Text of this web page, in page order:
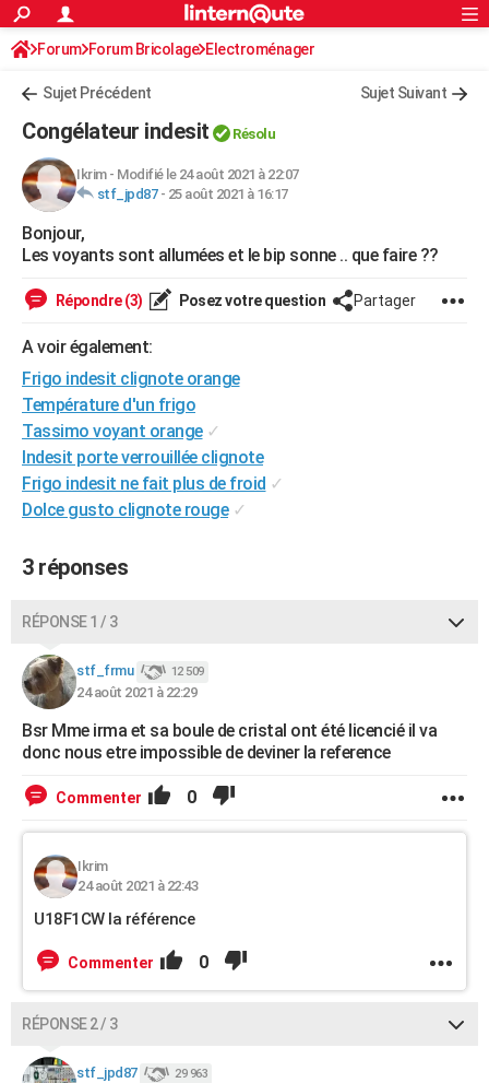
ACTUALITÉS
Politique
Société
Faits Divers
Education
Monde
Villes
+
FINANCE
Retraite
Impôts
Epargne
Immobilier
Risques naturels par ville
Banque
Assurance
Crédit
AUTO
Essais
Réserver un essai
Citadines
Berlines
SUV
Forum auto
+HIGH-TECH
Mobiles
Meilleur smartphone
Internet
Ordinateurs
Jeux vidéo
Guide high-tech
BRICOLAGE
WEEK-END
Guides de France
Escapades
Patrimoine
Expositions
Musées
Week-end nature
+LIFESTYLE
Art de vivre
Bien-être
Loisirs
ModeModes de vie
SANTE
Alimentation
Guide de la santé
Maladies
Médicaments
Sommeil
Destinations
City break
Voyage nature
Voyage de noces
Forum
Climat
PHOTO
GUIDES D'ACHAT
Carte de Noël
Carte Bonne année
Carte Saint-Valentin
Carte Pâques
Carte d'anniversaire
DICTIONNAIRE
Dictionnaire
Biographies
Citations
Expressions
Proverbes
PROGRAMME TV
COPAINS D'AVANT
FORUM
Bricolage
Lifestyle
Culture
Sport
Auto
Television
Voyage
Cinema
S'inscrire
Connexion
Forum Forum Bricolage Electroménager
Sujet Précédent Sujet Suivant
Congélateur indesit Résolu
Ikrim- Modifié le 24 août 2021 à 22:07
stf_jpd87- 25 août 2021 à 16:17
Bonjour,
Les voyants sont allumées et le bip sonne .. que faire ??
Répondre (3) Posez votre question Partager
A voir également:
Frigo indesit clignote orange
Température d'un frigo
Tassimo voyant orange ✓
Indesit porte verrouillée clignote
Frigo indesit ne fait plus de froid ✓
Dolce gusto clignote rouge ✓
3 réponses
RÉPONSE 1 / 3
stf_frmu 12 509
24 août 2021 à 22:29
Bsr Mme irma et sa boule de cristal ont été licencié il va
donc nous etre impossible de deviner la reference
Commenter 0
Ikrim
24 août 2021 à 22:43
U18F1CW la référence
Commenter 0
RÉPONSE 2 / 3
stf_jpd87 29 963